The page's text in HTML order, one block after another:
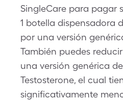
SingleCare para pagar
1 botella dispensadora
por una versión
También puedes
una versión genérica
Testosterone, el cual
significativamente